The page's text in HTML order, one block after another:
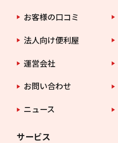
お客様の口コミ
法人向け便利屋
運営会社
お問い合わせ
ニュース
サービス